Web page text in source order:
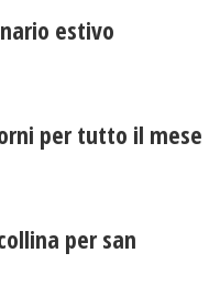
estivo
per tutto il mese
per san